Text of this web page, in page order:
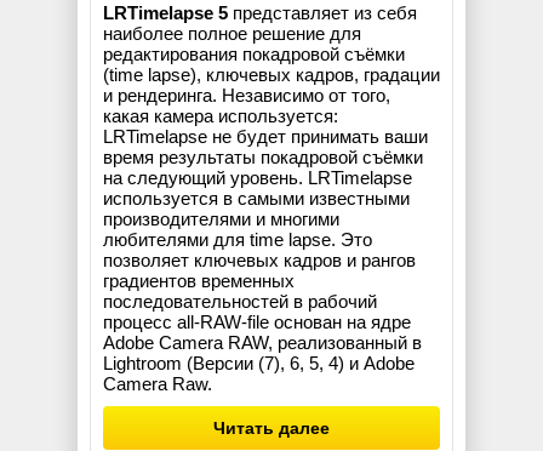
LRTimelapse 5 представляет из себя
наиболее полное решение для
редактирования покадровой съёмки
(time lapse), ключевых кадров, градации
и рендеринга. Независимо от того,
какая камера используется:
LRTimelapse не будет принимать ваши
время результаты покадровой съёмки
на следующий уровень. LRTimelapse
используется в самыми известными
производителями и многими
любителями для time lapse. Это
позволяет ключевых кадров и рангов
градиентов временных
последовательностей в рабочий
процесс all-RAW-file основан на ядре
Adobe Camera RAW, реализованный в
Lightroom (Версии (7), 6, 5, 4) и Adobe
Camera Raw.
Читать далее